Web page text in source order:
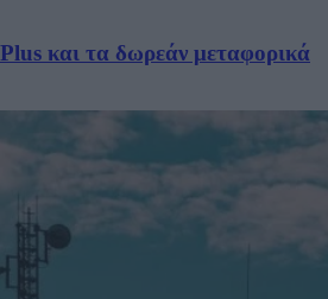
και τα δωρεάν μεταφορικά